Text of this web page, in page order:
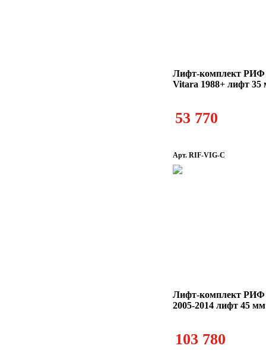
Лифт-комплект РИФ
Vitara 1988+ лифт 35
53 770
Арт. RIF-VIG-C
Лифт-комплект РИФ
2005-2014 лифт 45
103 780